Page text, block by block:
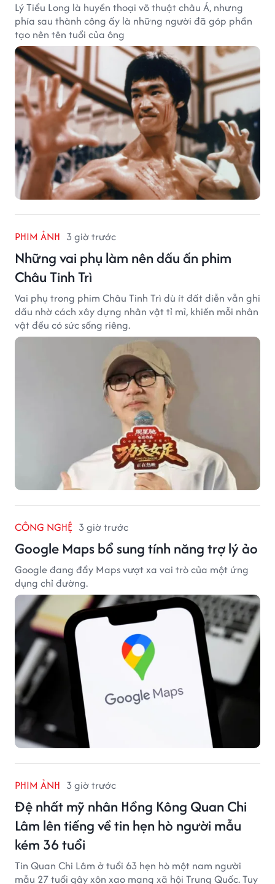
Lý Tiểu Long là huyền thoại võ thuật châu Á, nhưng
phía sau thành công ấy là những người đã góp phần
tạo nên tên tuổi của ông
PHIM ẢNH 3 giờ trước
Những vai phụ làm nên dấu ấn phim
Châu Tinh Trì
Vai phụ trong phim Châu Tinh Trì dù ít đất diễn vẫn ghi
dấu nhờ cách xây dựng nhân vật tỉ mỉ, khiến mỗi nhân
vật đều có sức sống riêng.
CÔNG NGHỆ 3 giờ trước
Google Maps bổ sung tính năng trợ lý ảo
Google đang đẩy Maps vượt xa vai trò của một ứng
dụng chỉ đường.
PHIM ẢNH 3 giờ trước
Đệ nhất mỹ nhân Hồng Kông Quan Chi
Lâm lên tiếng về tin hẹn hò người mẫu
kém 36 tuổi
Tin Quan Chi Lâm ở tuổi 63 hẹn hò một nam người
mẫu 27 tuổi gây xôn xao mạng xã hội Trung Quốc. Tuy